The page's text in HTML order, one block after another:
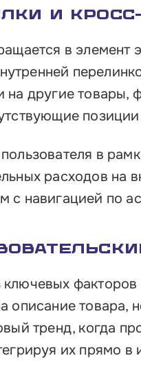
и
в
на другие товары,
в
расходов на
с навигацией по
факторов
описание товара,
тренд, когда
их прямо в